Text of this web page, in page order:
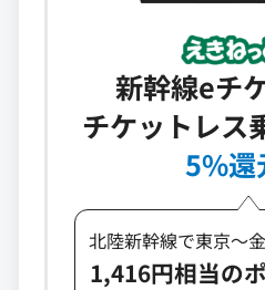
新幹線eチ
チケットレス
5%還
北陸新幹線で東京～
1,416円相当の